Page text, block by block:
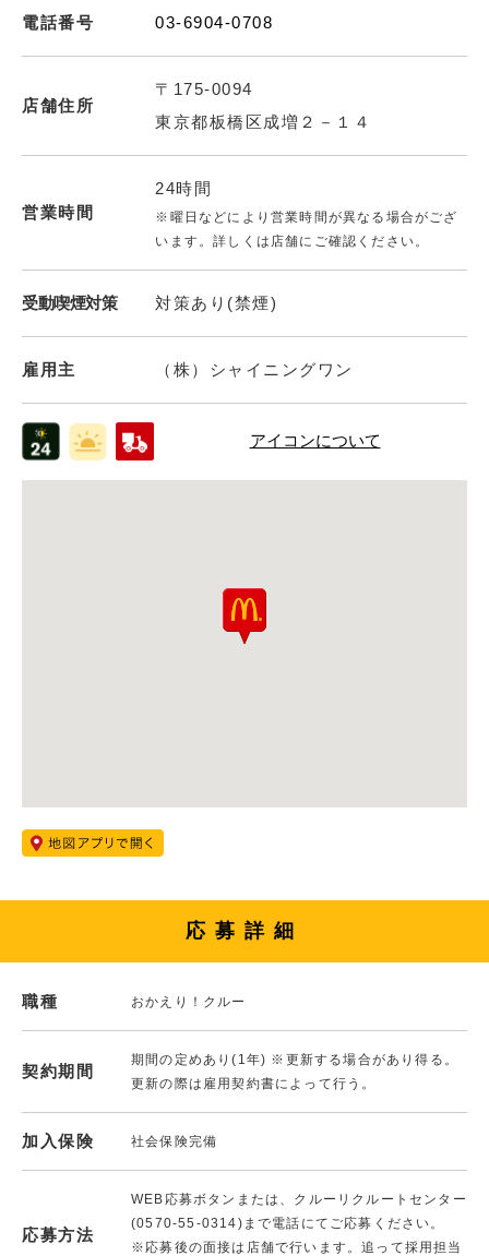
電話番号 03-6904-0708
店舗住所
〒175-0094
東京都板橋区成増２－１４
営業時間
24時間
※曜日などにより営業時間が異なる場合がござ
います。詳しくは店舗にご確認ください。
受動喫煙対策 対策あり(禁煙)
雇用主 （株）シャイニングワン
アイコンについて
応募詳細
職種 おかえり！クルー
契約期間
期間の定めあり(1年) ※更新する場合があり得る。
更新の際は雇用契約書によって行う。
加入保険 社会保険完備
応募方法
WEB応募ボタンまたは、クルーリクルートセンター
(0570-55-0314)まで電話にてご応募ください。
※応募後の面接は店舗で行います。追って採用担当